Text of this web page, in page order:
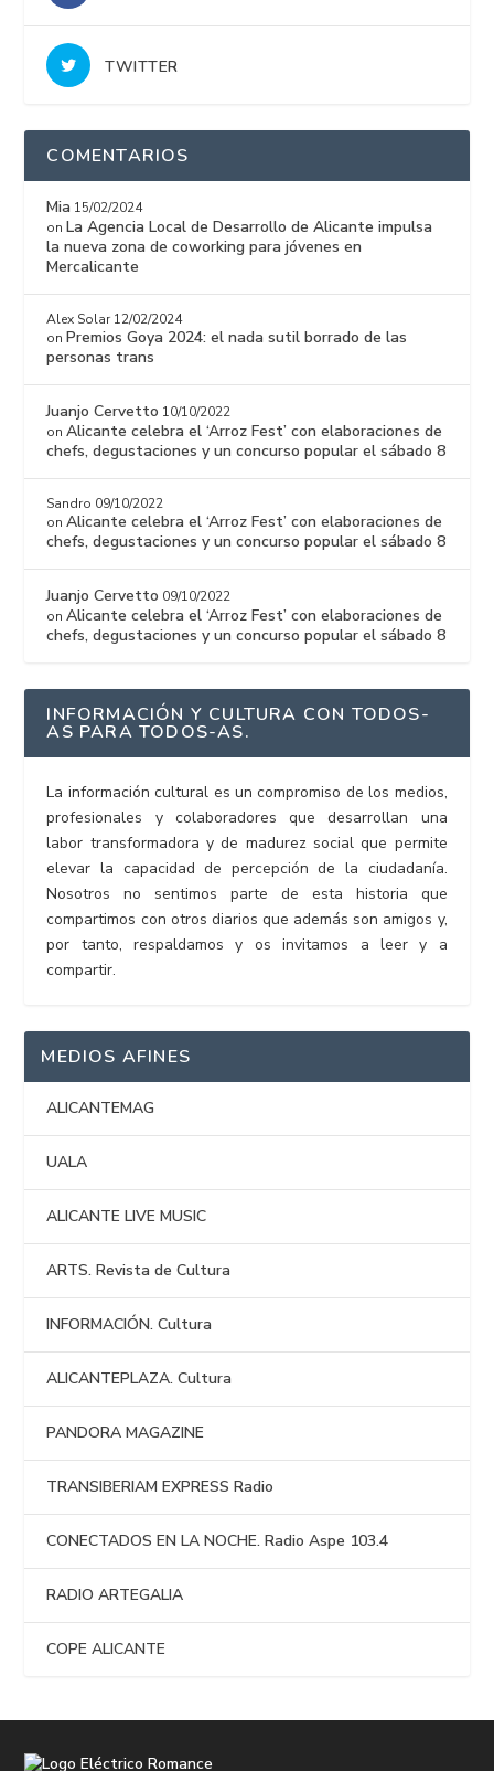
TWITTER
COMENTARIOS
Mia 15/02/2024
on La Agencia Local de Desarrollo de Alicante impulsa
la nueva zona de coworking para jóvenes en
Mercalicante
Alex Solar 12/02/2024
on Premios Goya 2024: el nada sutil borrado de las
personas trans
Juanjo Cervetto 10/10/2022
onAlicante celebra el ‘Arroz Fest’ con elaboraciones de
chefs, degustaciones y un concurso popular el sábado 8
Sandro 09/10/2022
onAlicante celebra el ‘Arroz Fest’ con elaboraciones de
chefs, degustaciones y un concurso popular el sábado 8
Juanjo Cervetto 09/10/2022
onAlicante celebra el ‘Arroz Fest’ con elaboraciones de
chefs, degustaciones y un concurso popular el sábado 8
INFORMACIÓN Y CULTURA CON TODOS-
AS PARA TODOS-AS.
La información cultural es un compromiso de los medios,
profesionales y colaboradores que desarrollan una
labor transformadora y de madurez social que permite
elevar la capacidad de percepción de la ciudadanía.
Nosotros no sentimos parte de esta historia que
compartimos con otros diarios que además son amigos y,
por tanto, respaldamos y os invitamos a leer y a
compartir.
MEDIOS AFINES
ALICANTEMAG
UALA
ALICANTE LIVE MUSIC
ARTS. Revista de Cultura
INFORMACIÓN. Cultura
ALICANTEPLAZA. Cultura
PANDORA MAGAZINE
TRANSIBERIAM EXPRESS Radio
CONECTADOS EN LA NOCHE. Radio Aspe 103.4
RADIO ARTEGALIA
COPE ALICANTE